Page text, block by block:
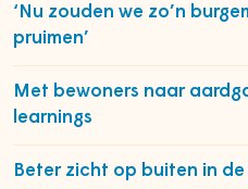
‘Nu zouden we zo’n
pruimen’
Met bewoners naar
learnings
Beter zicht op buiten in